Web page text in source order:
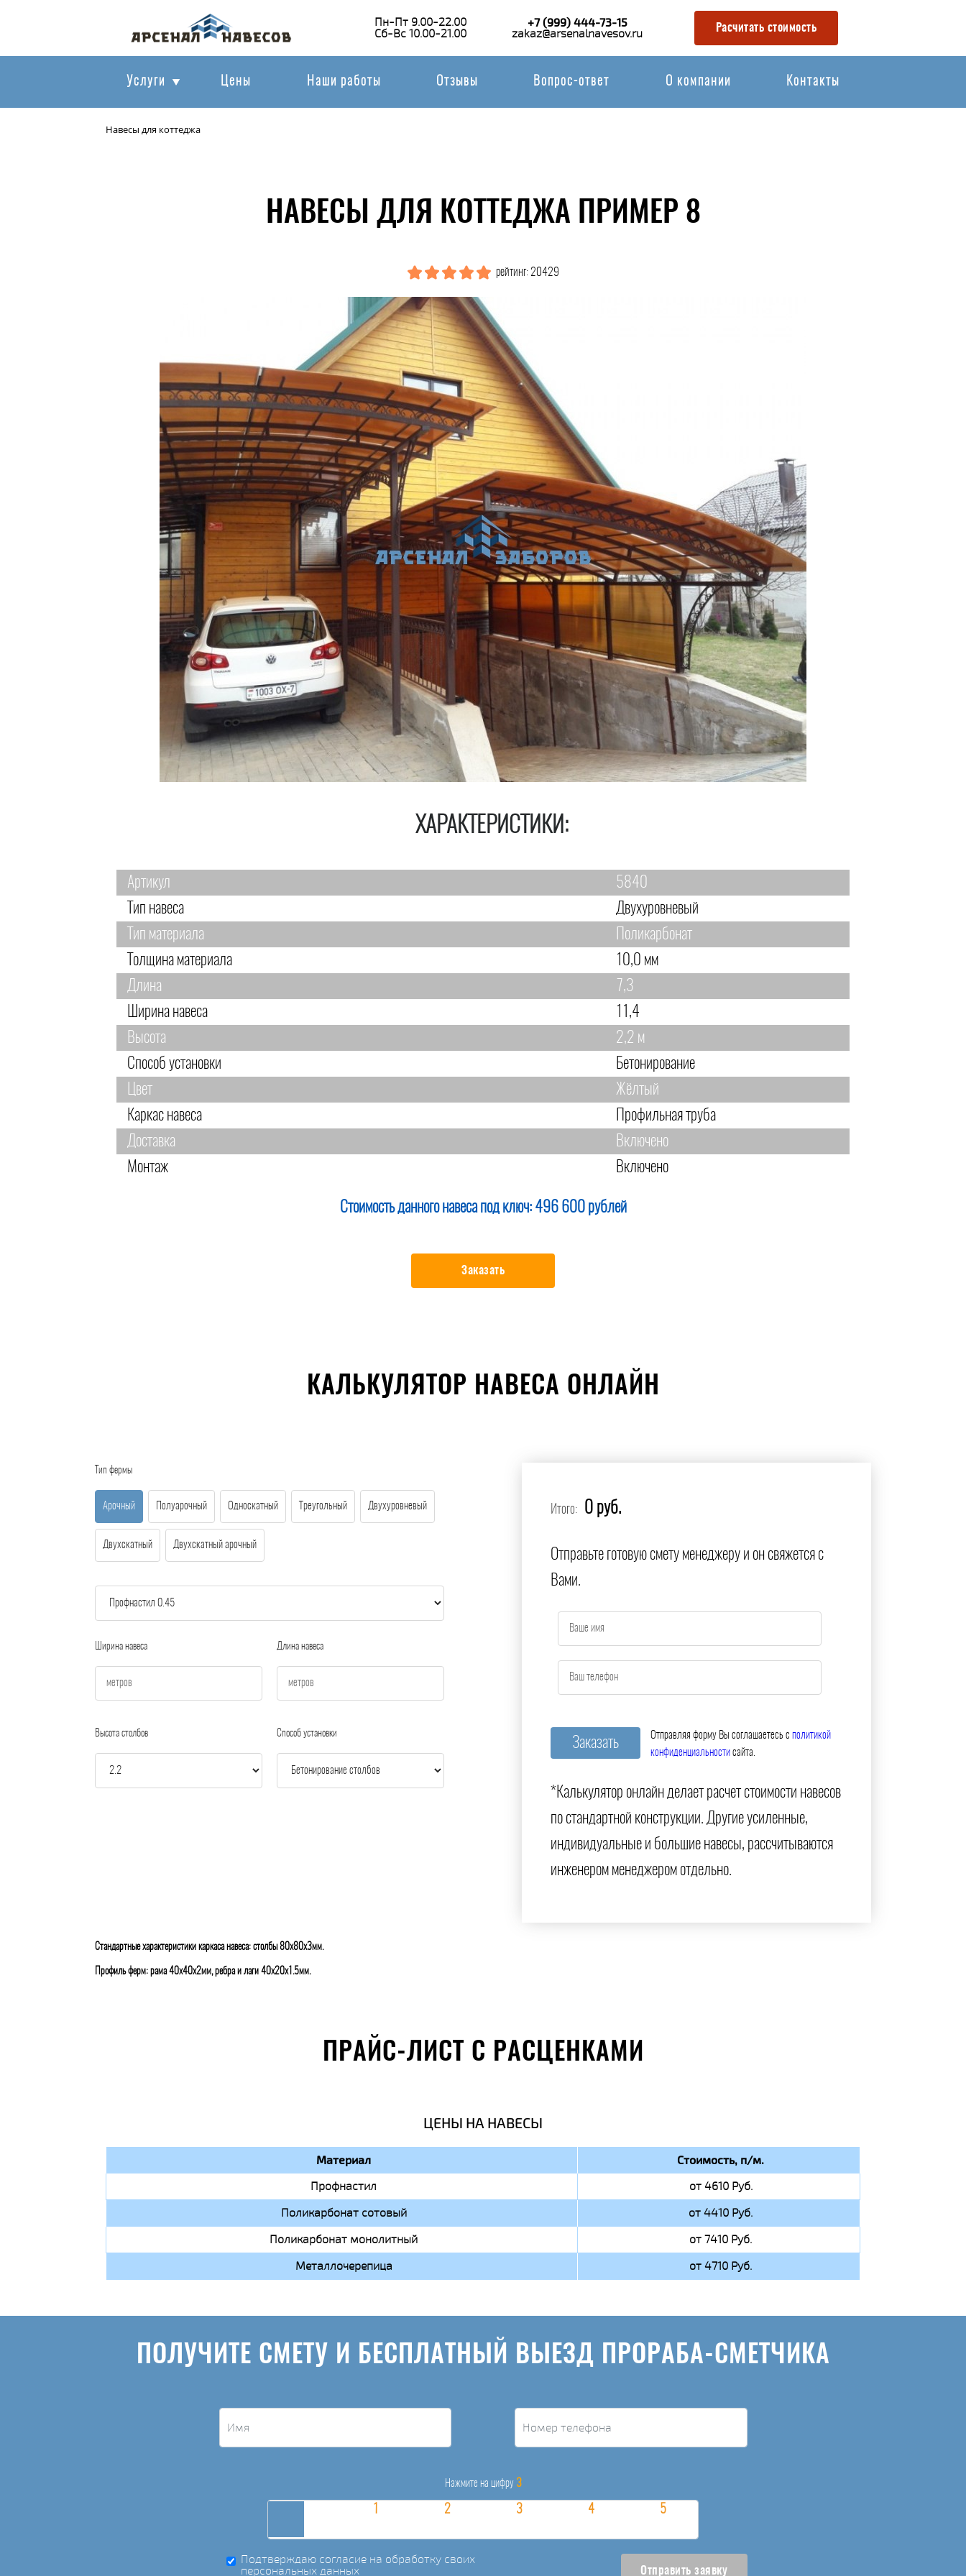
Пн-Пт 9.00-22.00
Сб-Вс 10.00-21.00
+7 (999) 444-73-15
zakaz@arsenalnavesov.ru Расчитать стоимость
Услуги Цены Наши работы Отзывы Вопрос-ответ О компании Контакты
Навесы для коттеджа
НАВЕСЫ ДЛЯ КОТТЕДЖА ПРИМЕР 8
рейтинг: 20429
ХАРАКТЕРИСТИКИ:
Артикул
5840
Тип навеса
Двухуровневый
Тип материала
Поликарбонат
Толщина материала
10,0 мм
Длина
7,3
Ширина навеса
11,4
Высота
2,2 м
Способ установки
Бетонирование
Цвет
Жёлтый
Каркас навеса
Профильная труба
Доставка
Включено
Монтаж
Включено
Стоимость данного навеса под ключ: 496 600 рублей
Заказать
КАЛЬКУЛЯТОР НАВЕСА ОНЛАЙН
Тип фермы
Арочный Полуарочный Односкатный Треугольный Двухуровневый
Двухскатный Двухскатный арочный
Ширина навеса Длина навеса
Высота столбов Способ установки
Итого: 0 руб.
Отправьте готовую смету менеджеру и он свяжется с
Вами.
Отправляя форму Вы соглашаетесь с политикой
конфиденциальности сайта.
*Калькулятор онлайн делает расчет стоимости навесов
по стандартной конструкции. Другие усиленные,
индивидуальные и большие навесы, рассчитываются
инженером менеджером отдельно.
Стандартные характеристики каркаса навеса: столбы 80х80х3мм.
Профиль ферм: рама 40х40х2мм, ребра и лаги 40х20х1.5мм.
ПРАЙС-ЛИСТ С РАСЦЕНКАМИ
ЦЕНЫ НА НАВЕСЫ
Материал Стоимость, п/м.
Профнастил
от 4610 Руб.
Поликарбонат сотовый
от 4410 Руб.
Поликарбонат монолитный
от 7410 Руб.
Металлочерепица
от 4710 Руб.
ПОЛУЧИТЕ СМЕТУ И БЕСПЛАТНЫЙ ВЫЕЗД ПРОРАБА-СМЕТЧИКА
Нажмите на цифру 3
Подтверждаю согласие на обработку своих
персональных данных Отправить заявку